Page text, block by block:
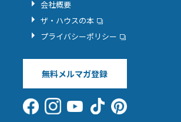
会社概要
ザ・ハウスの本
プライバシーポリシー
無料メルマガ登録